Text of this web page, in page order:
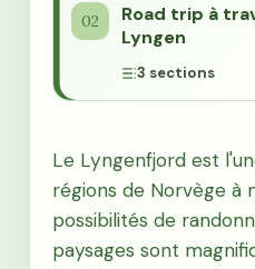
Road trip à
Lyngen
3 sections
Le Lyngenfjord est
régions de Norvège à
possibilités de
paysages sont